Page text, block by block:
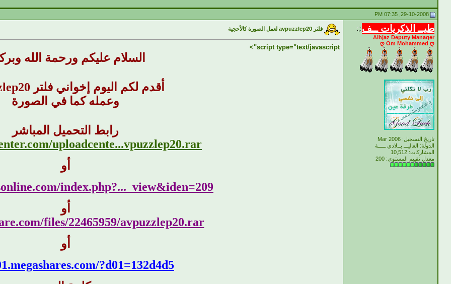
طيــ الذكريات ــف
Alhjaz Deputy Manager
ღ Om Mohammed ღ
تاريخ التسجيل: Mar 2006
الدولة: الغاليـــ بــلادي ـــــة
المشاركات: 10,512
معدل تقييم المستوى: 200
فلتر avpuzzlep20 لعمل الصورة كالأحجية
script type="text/javascript">
السلام عليكم ورحمة الله
أقدم لكم اليوم إخواني فلتر avpuzzlep20
وعمله كما في الصورة
رابط التحميل المباشر
uploadcente...vpuzzlep20.rar
أو
index.php?..._view&iden=209
أو
files/22465959/avpuzzlep20.rar
أو
?d01=132d4d5